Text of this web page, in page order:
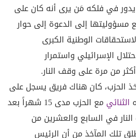
في فلكه مَن يرى أنه كان على
مسؤوليتها إلى الدعوة إلى حوار
الوطنية الكبرى
الإسرائيلي واستمرار
أكثر من مرة على وقف النار.
الحزب، كان هناك فريق يسجل على
الثنائي
مع الحزب مدى 15 شهراً بعد
في السابع والعشرين من
2024. وتنطلق تلك المآخذ من أن الرئيس